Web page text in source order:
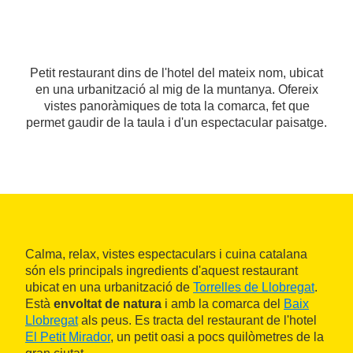
Petit restaurant dins de l'hotel del mateix nom, ubicat
en una urbanització al mig de la muntanya. Ofereix
vistes panoràmiques de tota la comarca, fet que
permet gaudir de la taula i d'un espectacular paisatge.
Calma, relax, vistes espectaculars i cuina catalana
són els principals ingredients d'aquest restaurant
ubicat en una urbanització de Torrelles de Llobregat.
Està envoltat de natura i amb la comarca del Baix
Llobregatals peus. Es tracta del restaurant de l'hotel
El Petit Mirador, un petit oasi a pocs quilòmetres de la